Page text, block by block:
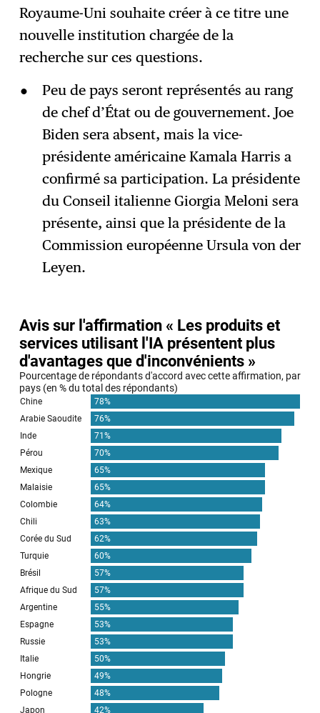
Royaume-Uni souhaite créer à ce titre une
nouvelle institution chargée de la
recherche sur ces questions.
Peu de pays seront représentés au rang
de chef d’État ou de gouvernement. Joe
Biden sera absent, mais la vice-
présidente américaine Kamala Harris a
confirmé sa participation. La présidente
du Conseil italienne Giorgia Meloni sera
présente, ainsi que la présidente de la
Commission européenne Ursula von der
Leyen.